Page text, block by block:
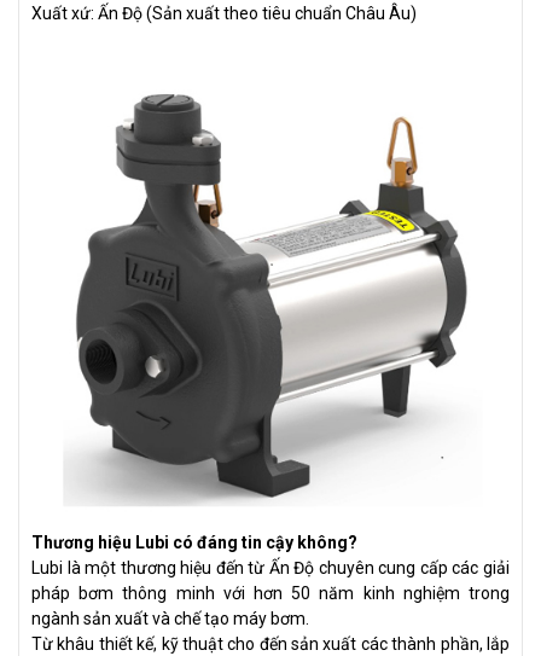
Xuất xứ: Ấn Độ (Sản xuất theo tiêu chuẩn Châu Âu)
Thương hiệu Lubi có đáng tin cậy không?
Lubi là một thương hiệu đến từ Ấn Độ chuyên cung cấp các giải
pháp bơm thông minh với hơn 50 năm kinh nghiệm trong
ngành sản xuất và chế tạo máy bơm.
Từ khâu thiết kế, kỹ thuật cho đến sản xuất các thành phần, lắp